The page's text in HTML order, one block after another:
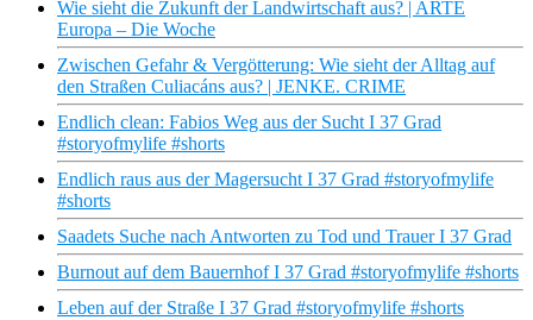
Wie sieht die Zukunft der Landwirtschaft aus? | ARTE
Europa – Die Woche
Zwischen Gefahr & Vergötterung: Wie sieht der Alltag auf
den Straßen Culiacáns aus? | JENKE. CRIME
Endlich clean: Fabios Weg aus der Sucht I 37 Grad
#storyofmylife #shorts
Endlich raus aus der Magersucht I 37 Grad #storyofmylife
#shorts
Saadets Suche nach Antworten zu Tod und Trauer I 37 Grad
Burnout auf dem Bauernhof I 37 Grad #storyofmylife #shorts
Leben auf der Straße I 37 Grad #storyofmylife #shorts